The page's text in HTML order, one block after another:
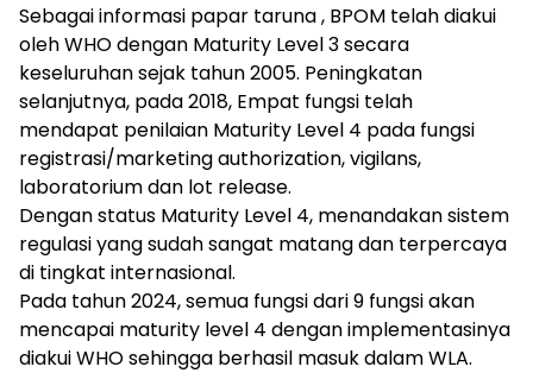
Sebagai informasi papar taruna , BPOM telah diakui
oleh WHO dengan Maturity Level 3 secara
keseluruhan sejak tahun 2005. Peningkatan
selanjutnya, pada 2018, Empat fungsi telah
mendapat penilaian Maturity Level 4 pada fungsi
registrasi/marketing authorization, vigilans,
laboratorium dan lot release.
Dengan status Maturity Level 4, menandakan sistem
regulasi yang sudah sangat matang dan terpercaya
di tingkat internasional.
Pada tahun 2024, semua fungsi dari 9 fungsi akan
mencapai maturity level 4 dengan implementasinya
diakui WHO sehingga berhasil masuk dalam WLA.